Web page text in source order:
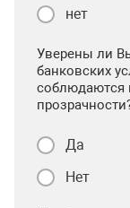
нет
Уверены ли
банковских
соблюдаются
Да
Нет